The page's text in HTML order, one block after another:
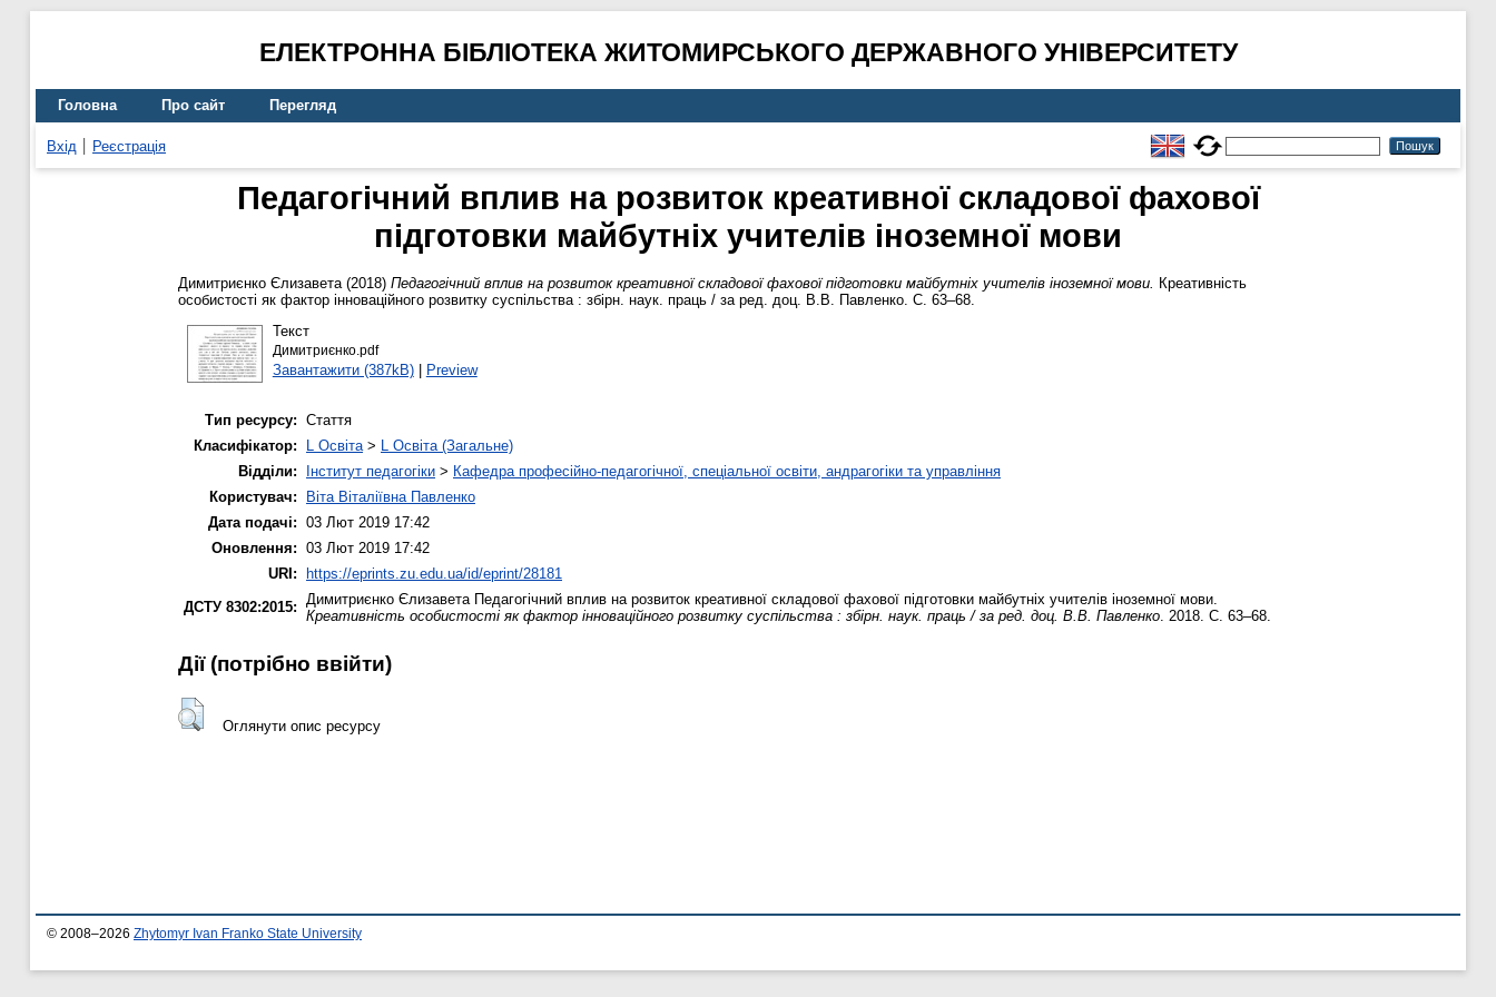
ЕЛЕКТРОННА БІБЛІОТЕКА ЖИТОМИРСЬКОГО ДЕРЖАВНОГО УНІВЕРСИТЕТУ
Головна Про сайт Перегляд
Вхід Реєстрація
Педагогічний вплив на розвиток креативної складової фахової
підготовки майбутніх учителів іноземної мови
Димитриєнко Єлизавета(2018) Педагогічний вплив на розвиток креативної складової фахової підготовки майбутніх учителів іноземної мови. Креативність
особистості як фактор інноваційного розвитку суспільства : збірн. наук. праць / за ред. доц. В.В. Павленко. С. 63–68.
Текст
Димитриєнко.pdf
Завантажити (387kB)| Preview
Тип ресурсу: Стаття
Класифікатор:
L Освіта> L Освіта (Загальне)
Відділи:
Інститут педагогіки > Кафедра професійно-педагогічної, спеціальної освіти, андрагогіки та управління
Користувач:
Віта Віталіївна Павленко
Дата подачі: 03 Лют 2019 17:42
Оновлення: 03 Лют 2019 17:42
URI:
https://eprints.zu.edu.ua/id/eprint/28181
ДСТУ 8302:2015: Димитриєнко ЄлизаветаПедагогічний вплив на розвиток креативної складової фахової підготовки майбутніх учителів іноземної мови.
Креативність особистості як фактор інноваційного розвитку суспільства : збірн. наук. праць / за ред. доц. В.В. Павленко. 2018. С. 63–68.
Дії ​​(потрібно ввійти)
Оглянути опис ресурсу
© 2008–2026 Zhytomyr Ivan Franko State University